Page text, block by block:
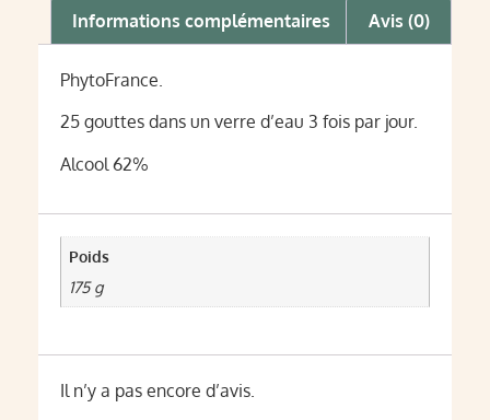
Informations complémentaires Avis (0)
PhytoFrance.
25 gouttes dans un verre d’eau 3 fois par jour.
Alcool 62%
Poids
175 g
Il n’y a pas encore d’avis.